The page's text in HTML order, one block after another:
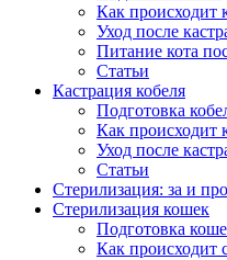
Как происходит
Уход после
Питание кота
Статьи
Кастрация кобеля
Подготовка
Как происходит
Уход после
Статьи
Стерилизация: за и
Стерилизация кошек
Подготовка
Как происходит